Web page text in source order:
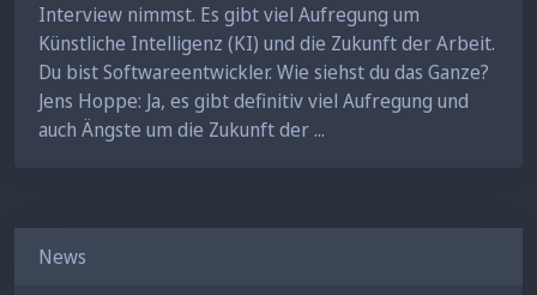
Interview nimmst. Es gibt viel Aufregung um
Künstliche Intelligenz (KI) und die Zukunft der Arbeit.
Du bist Softwareentwickler. Wie siehst du das Ganze?
Jens Hoppe: Ja, es gibt definitiv viel Aufregung und
auch Ängste um die Zukunft der ...
News